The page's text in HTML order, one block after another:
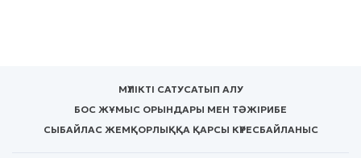
МҮЛІКТІ САТУСАТЫП АЛУ
БОС ЖҰМЫС ОРЫНДАРЫ МЕН ТӘЖІРИБЕ
СЫБАЙЛАС ЖЕМҚОРЛЫҚҚА ҚАРСЫ КҮРЕСБАЙЛАНЫС